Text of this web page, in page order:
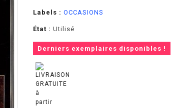
Labels : OCCASIONS
État : Utilisé
Derniers exemplaires disponibles !